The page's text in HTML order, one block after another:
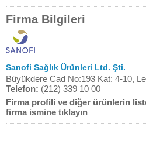
Firma Bilgileri
Sanofi Sağlık Ürünleri Ltd. Şti.
Büyükdere Cad No:193 Kat: 4-10,
Telefon: (212) 339 10 00
Firma profili ve diğer ürünlerin
firma ismine tıklayın